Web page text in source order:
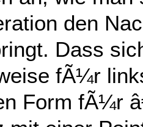
den
Dass
fÃ¼r
Form fÃ¼r